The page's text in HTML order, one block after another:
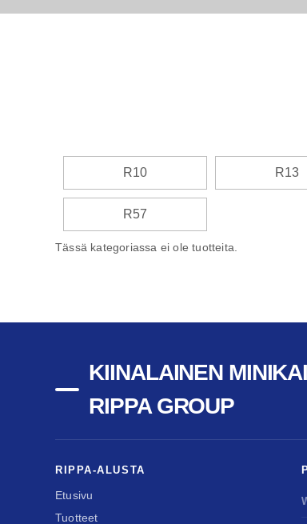
R10 R13
R57
Tässä kategoriassa ei ole tuotteita.
KIINALAINEN
RIPPA GROUP
RIPPA-ALUSTA
Etusivu
Tuotteet